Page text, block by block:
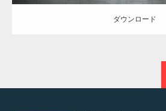
ダウンロード